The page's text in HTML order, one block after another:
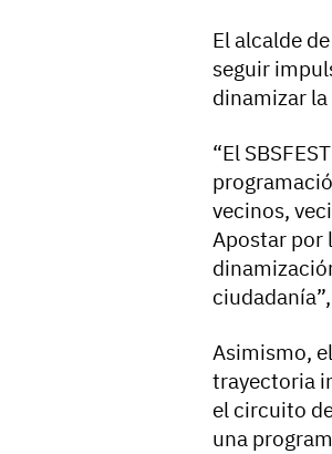
El alcalde
seguir
dinamizar
“El
vecinos,
Apostar por
Asimismo,
trayectoria
el circuito
una